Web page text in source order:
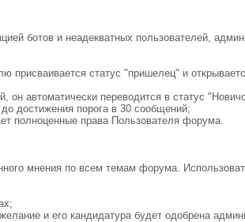
ботов и неадекватных пользователей,
присваивается статус "пришелец" и
он автоматически переводится в статус
достижения порога в 30 сообщений;
полноценные права Пользователя форума.
мнения по всем темам форума.
и его кандидатура будет одобрена